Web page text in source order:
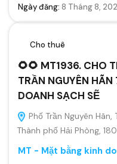
Ngày đăng: 8 Tháng 8,
Cho thuê
🌻🌻 MT1936. CHO
TRẦN NGUYÊN
DOANH SẠCH SẼ
Phố Trần Nguyên Hãn,
Thành phố Hải Phòng,
MT - Mặt bằng kinh